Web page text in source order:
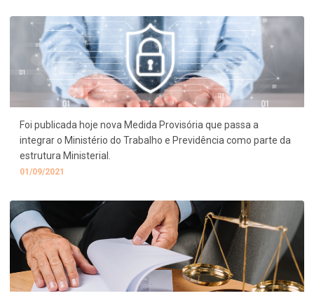
Foi publicada hoje nova Medida Provisória que passa a
integrar o Ministério do Trabalho e Previdência como parte da
estrutura Ministerial.
01/09/2021